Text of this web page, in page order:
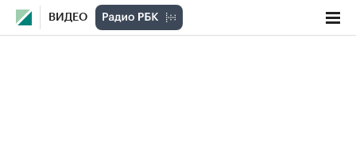
ВИДЕО